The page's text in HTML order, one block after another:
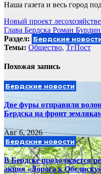
Наша газета и весь город
Навигация
по
записям
Новый проект
Глава Бердска Роман
Раздел: Бердские
Темы: Общество, ТгПост
Похожая запись
Бердские новости
Две фуры отправили
Бердска на фронт
Авг 6, 2026
Бердские новости
В Бердске продолжается
акция «Дорога к